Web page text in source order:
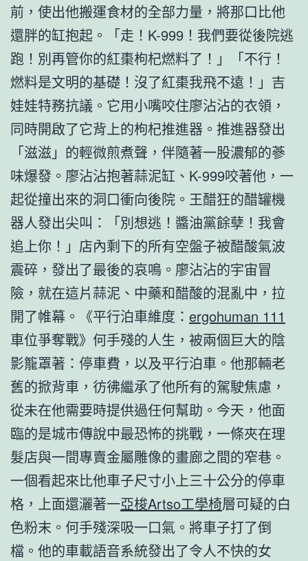
前，使出他搬運食材的全部力量，將那口比他
還胖的缸抱起。「走！K-999！我們要從後院逃
跑！別再管你的紅棗枸杞燃料了！」「不行！
燃料是文明的基礎！沒了紅棗我飛不遠！」吉
娃娃特務抗議。它用小嘴咬住廖沾沾的衣領，
同時開啟了它背上的枸杞推進器。推進器發出
「滋滋」的輕微煎煮聲，伴隨著一股濃郁的蔘
味爆發。廖沾沾抱著蒜泥缸、K-999咬著他，一
起從撞出來的洞口衝向後院。王醋狂的醋罐機
器人發出尖叫：「別想逃！醬油黨餘孽！我會
追上你！」店內剩下的所有空盤子被醋酸氣波
震碎，發出了最後的哀鳴。廖沾沾的宇宙冒
險，就在這片蒜泥、中藥和醋酸的混亂中，拉
開了帷幕。《平行泊車維度： ergohuman 111
車位爭奪戰》何手殘的人生，被兩個巨大的陰
影籠罩著：停車費，以及平行泊車。他那輛老
舊的掀背車，彷彿繼承了他所有的駕駛焦慮，
從未在他需要時提供過任何幫助。今天，他面
臨的是城市傳說中最恐怖的挑戰，一條夾在理
髮店與一間專賣金屬雕像的畫廊之間的窄巷。
一個看起來比他車子尺寸小上三十公分的停車
格，上面還灑著一亞梭Artso工學椅層可疑的白
色粉末。何手殘深吸一口氣。將車子打了倒
檔。他的車載語音系統發出了令人不快的女